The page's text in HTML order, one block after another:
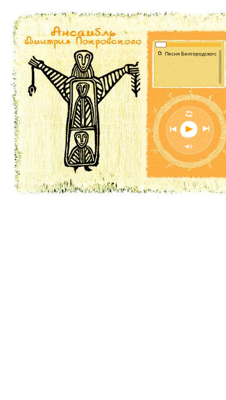
p n
o
M
l
f Песня Белгородского